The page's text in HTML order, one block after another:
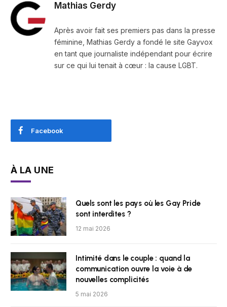
Mathias Gerdy
Après avoir fait ses premiers pas dans la presse
féminine, Mathias Gerdy a fondé le site Gayvox
en tant que journaliste indépendant pour écrire
sur ce qui lui tenait à cœur : la cause LGBT.
Facebook
À LA UNE
Quels sont les pays où les Gay Pride
sont interdites ?
12 mai 2026
Intimité dans le couple : quand la
communication ouvre la voie à de
nouvelles complicités
5 mai 2026